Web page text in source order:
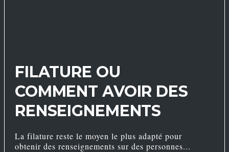
FILATURE OU
COMMENT AVOIR DES
RENSEIGNEMENTS
La filature reste le moyen le plus adapté pour
obtenir des renseignements sur des personnes